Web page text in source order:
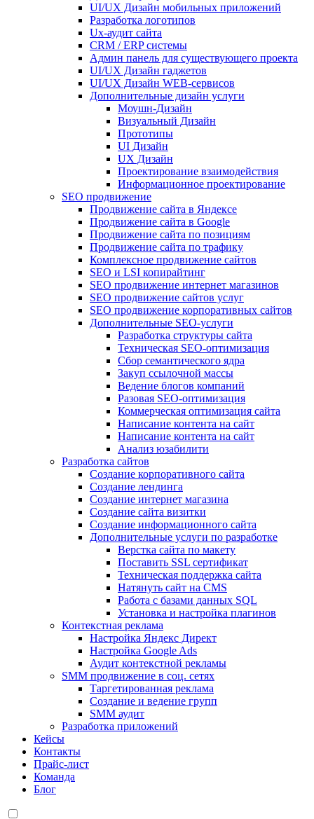
UI/UX Дизайн мобильных приложений
Разработка логотипов
Ux-аудит сайта
CRM / ERP системы
Админ панель для существующего проекта
UI/UX Дизайн гаджетов
UI/UX Дизайн WEB-сервисов
Дополнительные дизайн услуги
Моушн-Дизайн
Визуальный Дизайн
Прототипы
UI Дизайн
UX Дизайн
Проектирование взаимодействия
Информационное проектирование
SEO продвижение
Продвижение сайта в Яндексе
Продвижение сайта в Google
Продвижение сайта по позициям
Продвижение сайта по трафику
Комплексное продвижение сайтов
SEO и LSI копирайтинг
SEO продвижение интернет магазинов
SEO продвижение сайтов услуг
SEO продвижение корпоративных сайтов
Дополнительные SEO-услуги
Разработка структуры сайта
Техническая SEO-оптимизация
Сбор семантического ядра
Закуп ссылочной массы
Ведение блогов компаний
Разовая SEO-оптимизация
Коммерческая оптимизация сайта
Написание контента на сайт
Написание контента на сайт
Анализ юзабилити
Разработка сайтов
Создание корпоративного сайта
Создание лендинга
Создание интернет магазина
Создание сайта визитки
Создание информационного сайта
Дополнительные услуги по разработке
Верстка сайта по макету
Поставить SSL сертификат
Техническая поддержка сайта
Натянуть сайт на CMS
Работа с базами данных SQL
Установка и настройка плагинов
Контекстная реклама
Настройка Яндекс Директ
Настройка Google Ads
Аудит контекстной рекламы
SMM продвижение в соц. сетях
Таргетированная реклама
Создание и ведение групп
SMM аудит
Разработка приложений
Кейсы
Контакты
Прайс-лист
Команда
Блог